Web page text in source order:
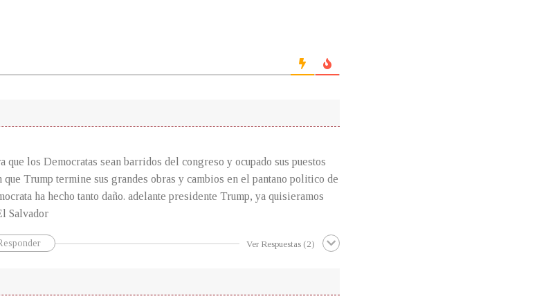
que los Democratas sean barridos del congreso y ocupado sus puestos
Trump termine sus grandes obras y cambios en el pantano politico de
ha hecho tanto daño. adelante presidente Trump, ya quisieramos
Salvador
Ver Respuestas (2)